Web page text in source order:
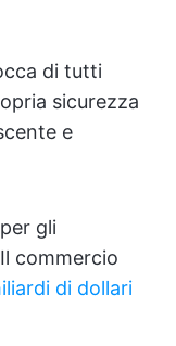
di tutti
sicurezza
e
gli
commercio
di dollari